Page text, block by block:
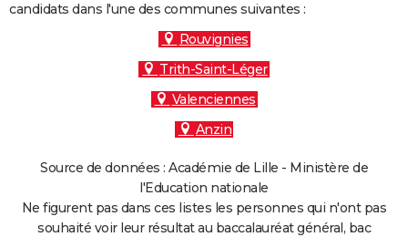
FORUM
candidats dans l'une des communes suivantes :
Rouvignies
Trith-Saint-Léger
Valenciennes
Anzin
Source de données : Académie de Lille - Ministère de
l'Education nationale
Ne figurent pas dans ces listes les personnes qui n'ont pas
souhaité voir leur résultat au baccalauréat général, bac